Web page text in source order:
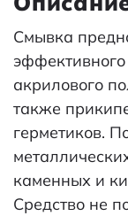
Смывка
акрилового
также
герметиков.
каменных и
Средство не